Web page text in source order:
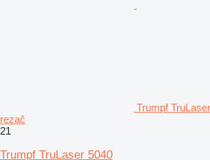
Trumpf
rezač
21
Trumpf TruLaser 5040